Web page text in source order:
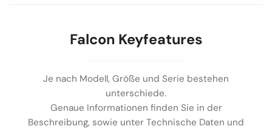
Falcon Keyfeatures
Je nach Modell, Größe und Serie bestehen
unterschiede.
Genaue Informationen finden Sie in der
Beschreibung, sowie unter Technische Daten und